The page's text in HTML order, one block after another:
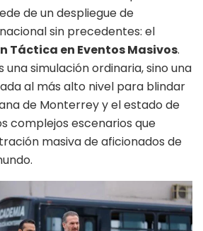
de un despliegue de
sin precedentes: el
Táctica en Eventos Masivos.
una simulación ordinaria, sino una
al más alto nivel para blindar
de Monterrey y el estado de
complejos escenarios que
masiva de aficionados de